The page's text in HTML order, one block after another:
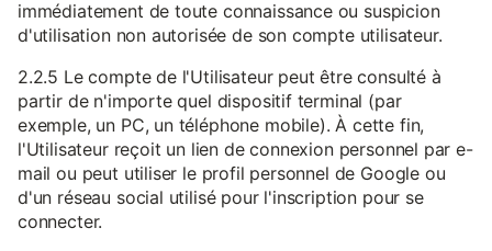
immédiatement de toute connaissance ou suspicion
d'utilisation non autorisée de son compte utilisateur.
2.2.5 Le compte de l'Utilisateur peut être consulté à
partir de n'importe quel dispositif terminal (par
exemple, un PC, un téléphone mobile). À cette fin,
l'Utilisateur reçoit un lien de connexion personnel par e-
mail ou peut utiliser le profil personnel de Google ou
d'un réseau social utilisé pour l'inscription pour se
connecter.